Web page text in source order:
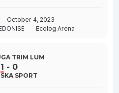
October 4, 2023
Ecolog Arena
TRIM LUM
1 - 0
SPORT